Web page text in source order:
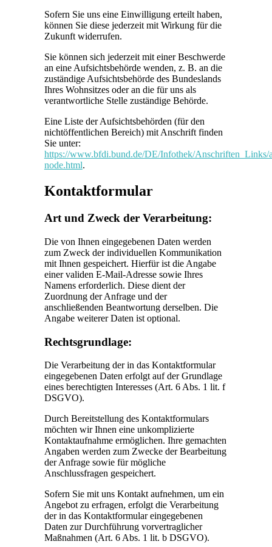
Sofern Sie uns eine Einwilligung erteilt haben,
können Sie diese jederzeit mit Wirkung für die
Zukunft widerrufen.
Sie können sich jederzeit mit einer Beschwerde
an eine Aufsichtsbehörde wenden, z. B. an die
zuständige Aufsichtsbehörde des Bundeslands
Ihres Wohnsitzes oder an die für uns als
verantwortliche Stelle zuständige Behörde.
Eine Liste der Aufsichtsbehörden (für den
nichtöffentlichen Bereich) mit Anschrift finden
Sie unter:
https://www.bfdi.bund.de/DE/Infothek/Anschriften_Links/
node.html.
Kontaktformular
Art und Zweck der Verarbeitung:
Die von Ihnen eingegebenen Daten werden
zum Zweck der individuellen Kommunikation
mit Ihnen gespeichert. Hierfür ist die Angabe
einer validen E-Mail-Adresse sowie Ihres
Namens erforderlich. Diese dient der
Zuordnung der Anfrage und der
anschließenden Beantwortung derselben. Die
Angabe weiterer Daten ist optional.
Rechtsgrundlage:
Die Verarbeitung der in das Kontaktformular
eingegebenen Daten erfolgt auf der Grundlage
eines berechtigten Interesses (Art. 6 Abs. 1 lit. f
DSGVO).
Durch Bereitstellung des Kontaktformulars
möchten wir Ihnen eine unkomplizierte
Kontaktaufnahme ermöglichen. Ihre gemachten
Angaben werden zum Zwecke der Bearbeitung
der Anfrage sowie für mögliche
Anschlussfragen gespeichert.
Sofern Sie mit uns Kontakt aufnehmen, um ein
Angebot zu erfragen, erfolgt die Verarbeitung
der in das Kontaktformular eingegebenen
Daten zur Durchführung vorvertraglicher
Maßnahmen (Art. 6 Abs. 1 lit. b DSGVO).